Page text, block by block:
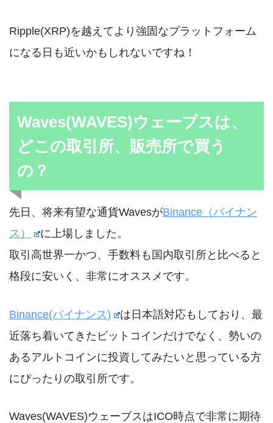
Ripple(XRP)を越えてより強固なプラットフォーム
になる日も近いかもしれないですね！
Waves(WAVES)ウェーブスは、
どこの取引所、販売所で買う
の？
先日、将来有望な通貨WavesがBinance（バイナン
ス）
に上場しました。
取引高世界一かつ、手数料も国内取引所と比べると
格段に安いく、非常にオススメです。
Binance(バイナンス)
は日本語対応もしており、最
近落ち着いてきたビットコインだけでなく、勢いの
あるアルトコインに投資してみたいと思っている方
にぴったりの取引所です。
Waves(WAVES)ウェーブスはICO時点で非常に期待